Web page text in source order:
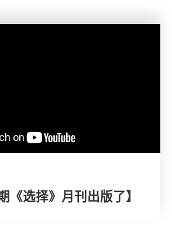
《选择》月刊出版了】